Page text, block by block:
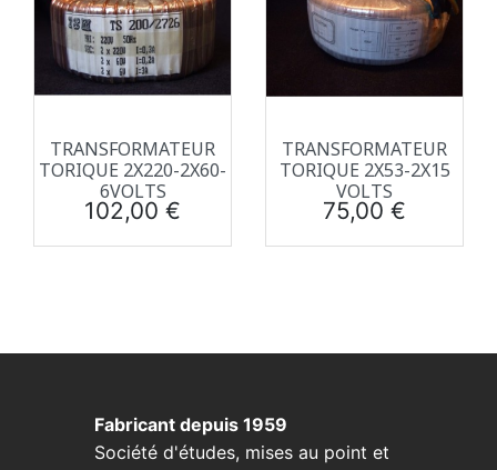
TRANSFORMATEUR
TORIQUE 2X220-2X60-
6VOLTS
Prix
102,00 €
TRANSFORMATEUR
TORIQUE 2X53-2X15
VOLTS
Prix
75,00 €
Fabricant depuis 1959
Société d'études, mises au point et